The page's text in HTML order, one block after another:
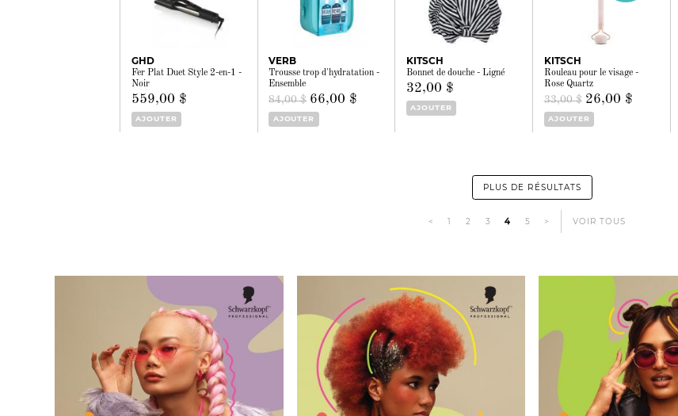
GHD
Fer Plat Duet Style 2-en-1 -
Noir
559,00 $
AJOUTER
VERB
Trousse trop d'hydratation -
Ensemble
84,00 $ 66,00 $
AJOUTER
KITSCH
Bonnet de douche - Ligné
32,00 $
AJOUTER
KITSCH
Rouleau pour le visage -
Rose Quartz
33,00 $ 26,00 $
AJOUTER
PLUS DE RÉSULTATS
< 1 2 3 4 5 > VOIR TOUS